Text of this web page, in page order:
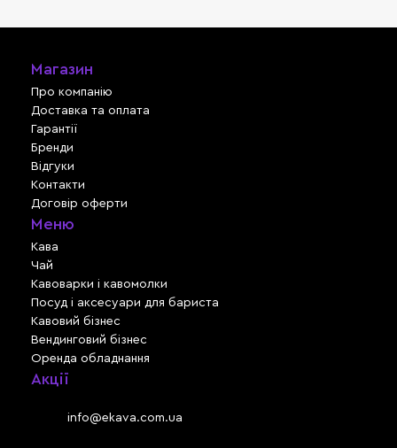
Магазин
Про компанію
Доставка та оплата
Гарантії
Бренди
Відгуки
Контакти
Договір оферти
Меню
Кава
Чай
Кавоварки і кавомолки
Посуд і аксесуари для бариста
Кавовий бізнес
Вендинговий бізнес
Оренда обладнання
Акції
info@ekava.com.ua